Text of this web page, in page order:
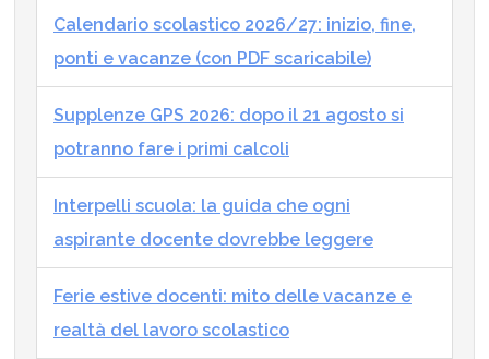
Calendario scolastico 2026/27: inizio, fine,
ponti e vacanze (con PDF scaricabile)
Supplenze GPS 2026: dopo il 21 agosto si
potranno fare i primi calcoli
Interpelli scuola: la guida che ogni
aspirante docente dovrebbe leggere
Ferie estive docenti: mito delle vacanze e
realtà del lavoro scolastico